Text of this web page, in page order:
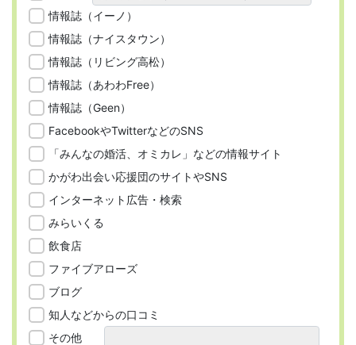
情報誌（イーノ）
情報誌（ナイスタウン）
情報誌（リビング高松）
情報誌（あわわFree）
情報誌（Geen）
FacebookやTwitterなどのSNS
「みんなの婚活、オミカレ」などの情報サイト
かがわ出会い応援団のサイトやSNS
インターネット広告・検索
みらいくる
飲食店
ファイブアローズ
ブログ
知人などからの口コミ
その他